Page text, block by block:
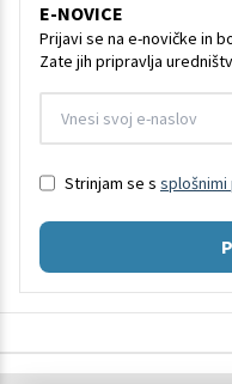
E-NOVICE
Prijavi se na e-novičke in
Zate jih pripravlja
Strinjam se s splošnimi